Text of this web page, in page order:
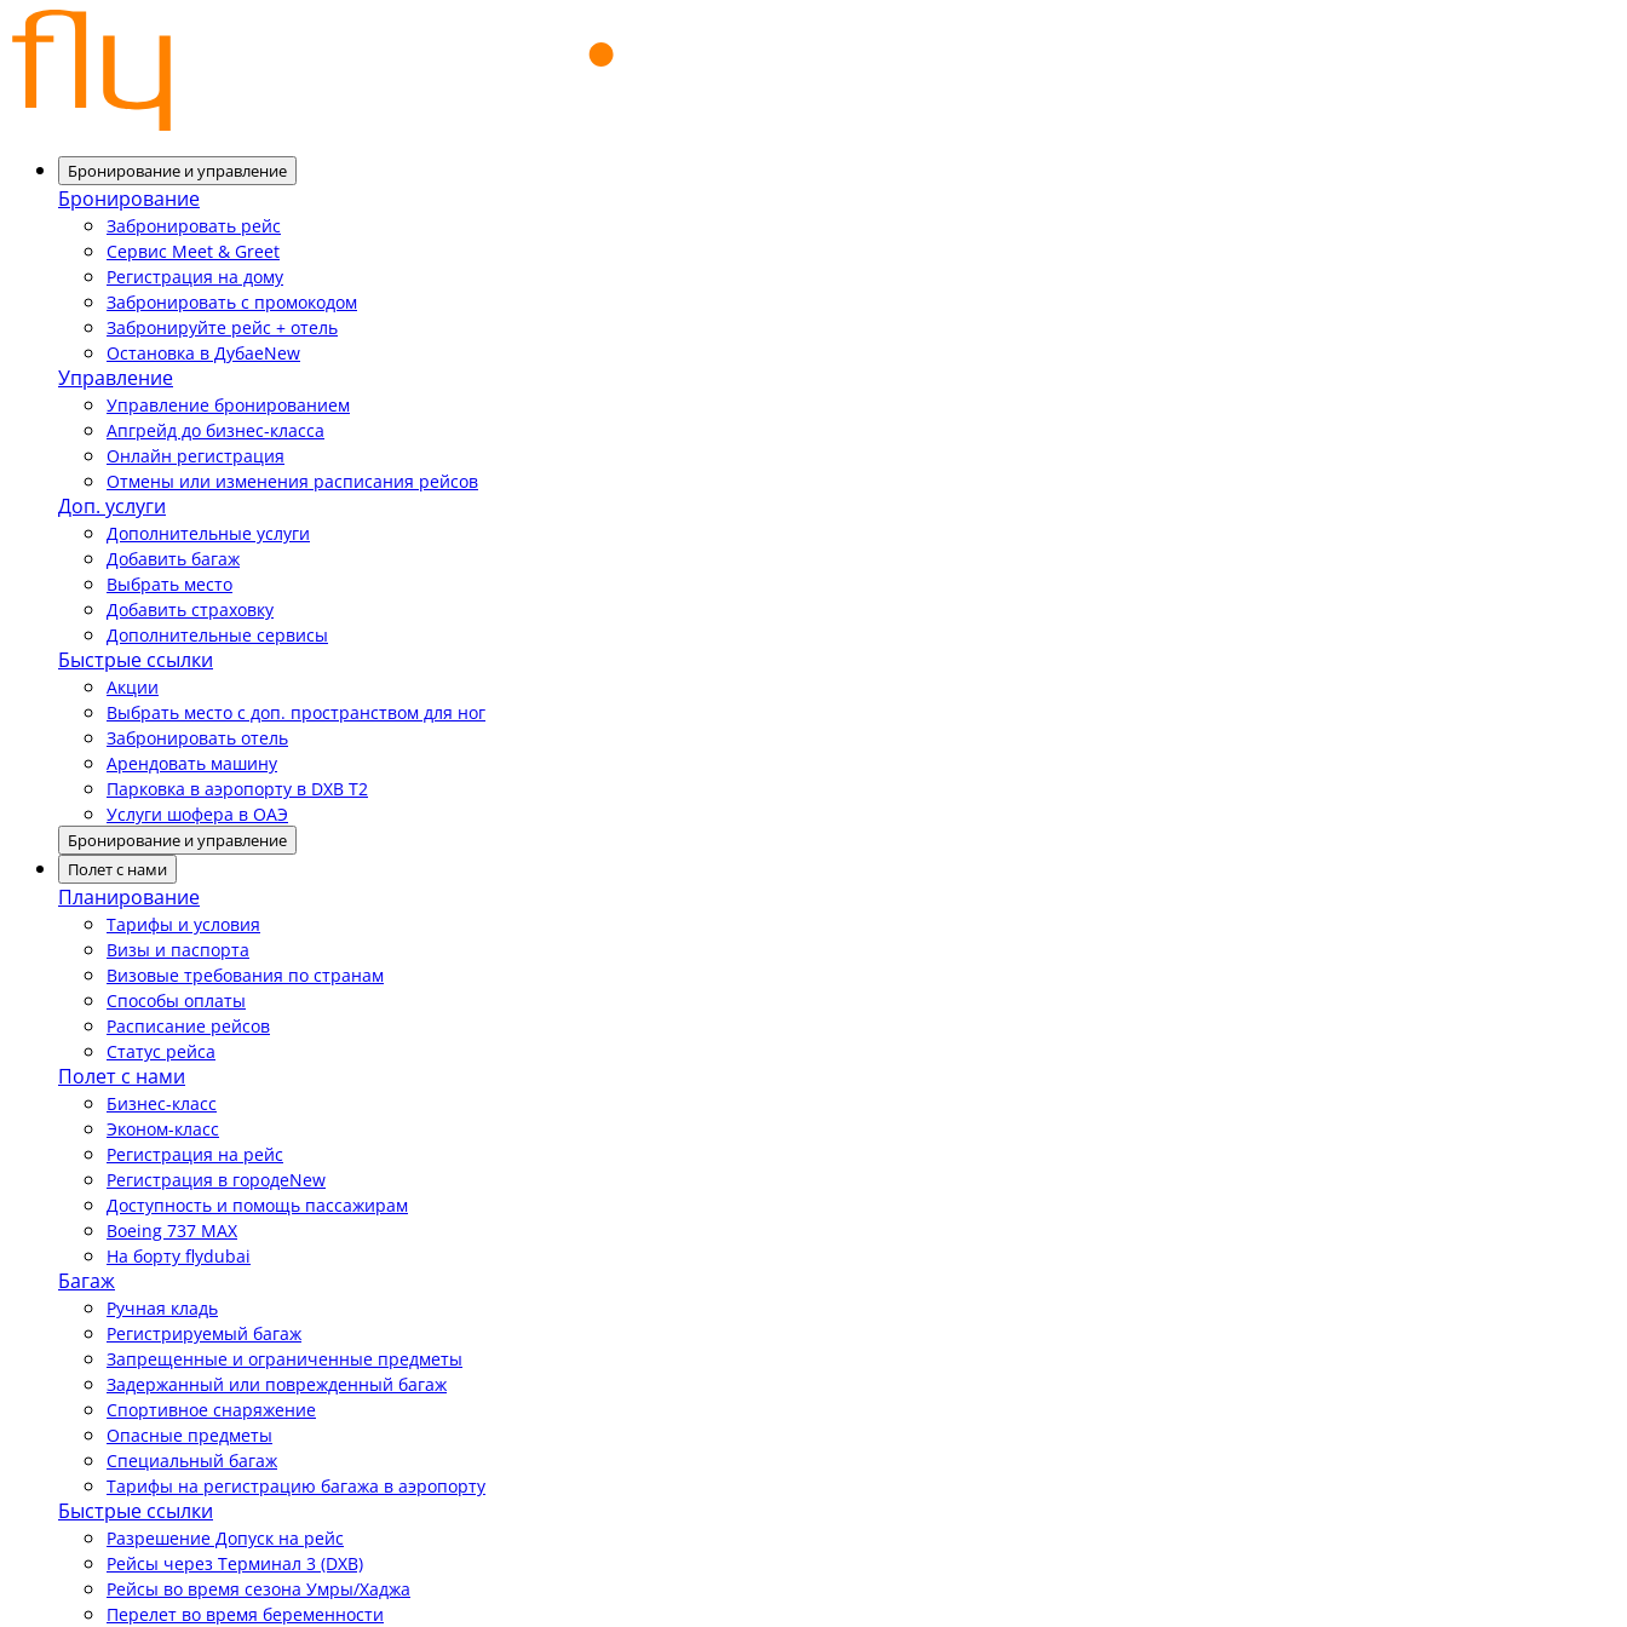
Бронирование и управление
Бронирование
Забронировать рейс
Сервис Meet & Greet
Регистрация на дому
Забронировать с промокодом
Забронируйте рейс + отель
Остановка в ДубаеNew
Управление
Управление бронированием
Апгрейд до бизнес-класса
Онлайн регистрация
Отмены или изменения расписания рейсов
Доп. услуги
Дополнительные услуги
Добавить багаж
Выбрать место
Добавить страховку
Дополнительные сервисы
Быстрые ссылки
Акции
Выбрать место с доп. пространством для ног
Забронировать отель
Арендовать машину
Парковка в аэропорту в DXB T2
Услуги шофера в ОАЭ
Бронирование и управление
Полет с нами
Планирование
Тарифы и условия
Визы и паспорта
Визовые требования по странам
Способы оплаты
Расписание рейсов
Статус рейса
Полет с нами
Бизнес-класс
Эконом-класс
Регистрация на рейс
Регистрация в городеNew
Доступность и помощь пассажирам
Boeing 737 MAX
На борту flydubai
Багаж
Ручная кладь
Регистрируемый багаж
Запрещенные и ограниченные предметы
Задержанный или поврежденный багаж
Спортивное снаряжение
Опасные предметы
Специальный багаж
Тарифы на регистрацию багажа в аэропорту
Быстрые ссылки
Разрешение Допуск на рейс
Рейсы через Терминал 3 (DXB)
Рейсы во время сезона Умры/Хаджа
Перелет во время беременности